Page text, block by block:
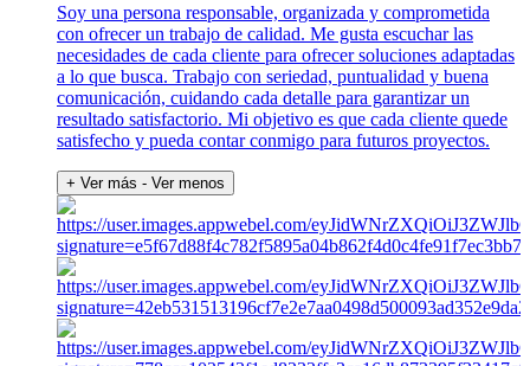
Soy una persona responsable, organizada y comprometida
con ofrecer un trabajo de calidad. Me gusta escuchar las
necesidades de cada cliente para ofrecer soluciones adaptadas
a lo que busca. Trabajo con seriedad, puntualidad y buena
comunicación, cuidando cada detalle para garantizar un
resultado satisfactorio. Mi objetivo es que cada cliente quede
satisfecho y pueda contar conmigo para futuros proyectos.
+ Ver más - Ver menos